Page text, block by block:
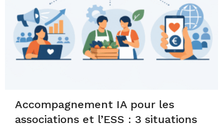
Accompagnement IA pour les
associations et l’ESS : 3 situations